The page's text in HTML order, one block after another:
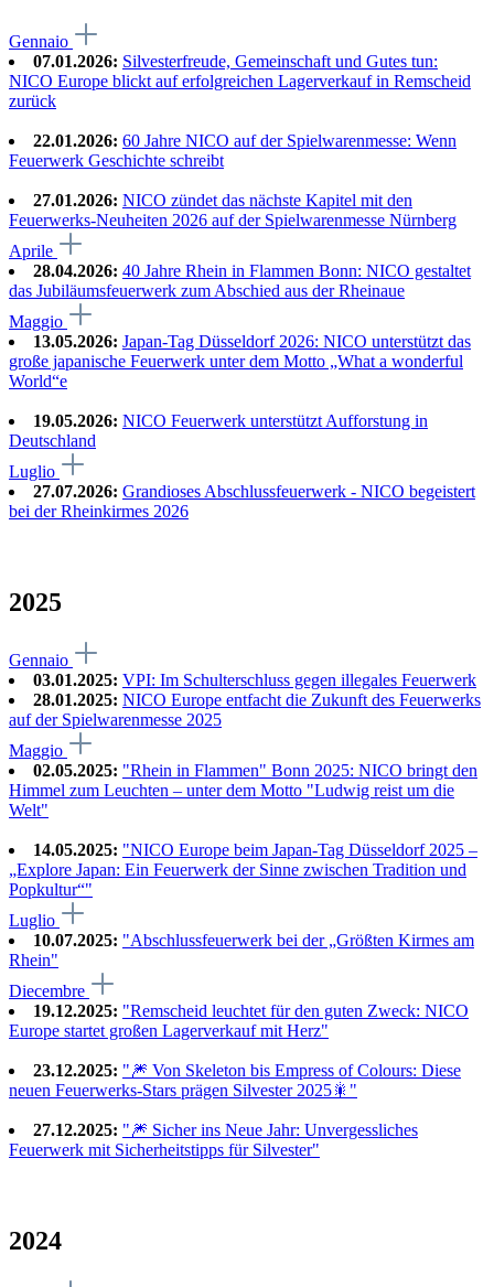
Gennaio
07.01.2026: Silvesterfreude, Gemeinschaft und Gutes tun:
NICO Europe blickt auf erfolgreichen Lagerverkauf in Remscheid
zurück
22.01.2026: 60 Jahre NICO auf der Spielwarenmesse: Wenn
Feuerwerk Geschichte schreibt
27.01.2026: NICO zündet das nächste Kapitel mit den
Feuerwerks-Neuheiten 2026 auf der Spielwarenmesse Nürnberg
Aprile
28.04.2026: 40 Jahre Rhein in Flammen Bonn: NICO gestaltet
das Jubiläumsfeuerwerk zum Abschied aus der Rheinaue
Maggio
13.05.2026: Japan-Tag Düsseldorf 2026: NICO unterstützt das
große japanische Feuerwerk unter dem Motto „What a wonderful
World“e
19.05.2026: NICO Feuerwerk unterstützt Aufforstung in
Deutschland
Luglio
27.07.2026: Grandioses Abschlussfeuerwerk - NICO begeistert
bei der Rheinkirmes 2026
2025
Gennaio
03.01.2025: VPI: Im Schulterschluss gegen illegales Feuerwerk
28.01.2025: NICO Europe entfacht die Zukunft des Feuerwerks
auf der Spielwarenmesse 2025
Maggio
02.05.2025: "Rhein in Flammen" Bonn 2025: NICO bringt den
Himmel zum Leuchten – unter dem Motto "Ludwig reist um die
Welt"
14.05.2025: "NICO Europe beim Japan-Tag Düsseldorf 2025 –
„Explore Japan: Ein Feuerwerk der Sinne zwischen Tradition und
Popkultur“"
Luglio
10.07.2025: "Abschlussfeuerwerk bei der „Größten Kirmes am
Rhein"
Diecembre
19.12.2025: "Remscheid leuchtet für den guten Zweck: NICO
Europe startet großen Lagerverkauf mit Herz"
23.12.2025: "🎆 Von Skeleton bis Empress of Colours: Diese
neuen Feuerwerks-Stars prägen Silvester 2025🎇"
27.12.2025: "🎆 Sicher ins Neue Jahr: Unvergessliches
Feuerwerk mit Sicherheitstipps für Silvester"
2024